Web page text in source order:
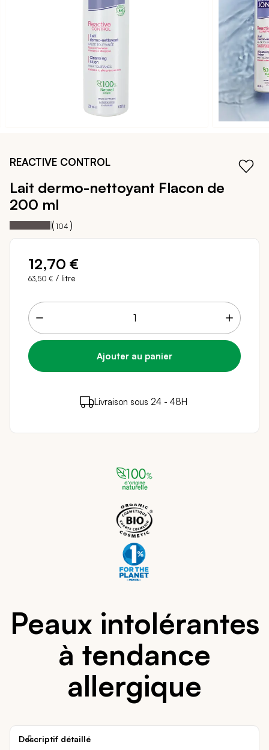
début
Galerie
REACTIVE CONTROL
Lait dermo-nettoyant Flacon de
200 ml
Notation: 96%
( 104 )
12,70 €
63,50 € / litre
12 points de fidélité ( 0,24 €
en achetant ce
Livraison sous 24 - 48H
Paiement sécurisé
Peaux intolérantes
à tendance
allergique
Descriptif détaillé